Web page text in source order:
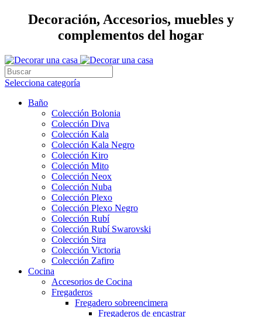
Decoración, Accesorios, muebles y
complementos del hogar
Selecciona categoría
Baño
Colección Bolonia
Colección Diva
Colección Kala
Colección Kala Negro
Colección Kiro
Colección Mito
Colección Neox
Colección Nuba
Colección Plexo
Colección Plexo Negro
Colección Rubí
Colección Rubí Swarovski
Colección Sira
Colección Victoria
Colección Zafiro
Cocina
Accesorios de Cocina
Fregaderos
Fregadero sobreencimera
Fregaderos de encastrar